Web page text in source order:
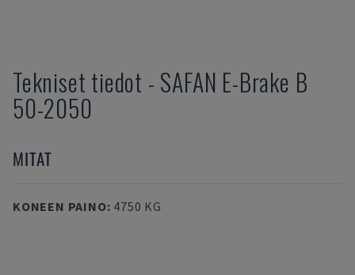
Tekniset tiedot - SAFAN E-Brake B
50-2050
MITAT
KONEEN PAINO: 4750 KG